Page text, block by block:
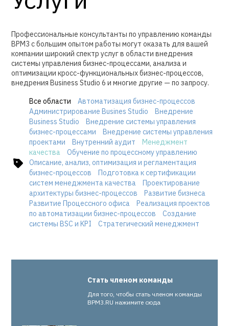
Профессиональные консультанты по управлению команды
BPM3 с большим опытом работы могут оказать для вашей
компании широкий спектр услуг в области внедрения
системы управления бизнес-процессами, анализа и
оптимизации кросс-функциональных бизнес-процессов,
внедрения Business Studio 6 и многие другие — по запросу.
Все области
Автоматизация бизнес-процессов
Администрирование Busines Studio
Внедрение
Business Studio
Внедрение системы управления
бизнес-процессами
Внедрение системы управления
проектами
Внутренний аудит
Менеджмент
качества
Обучение по процессному управлению
Описание, анализ, оптимизация и регламентация
бизнес-процессов
Подготовка к сертификации
систем менеджмента качества
Проектирование
архитектуры бизнес-процессов
Развитие бизнеса
Развитие Процессного офиса
Реализация проектов
по автоматизации бизнес-процессов
Создание
системы BSC и KPI
Стратегический менеджмент
Стать членом команды
Для того, чтобы стать членом команды
BPM3.RU нажимите сюда